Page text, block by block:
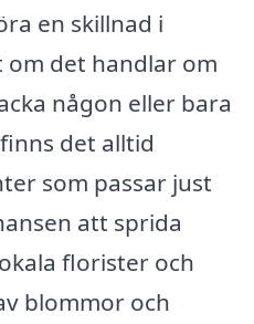
en skillnad i
om det handlar om
någon eller bara
det alltid
som passar just
att sprida
florister och
blommor och